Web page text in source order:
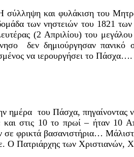
σύλληψη και φυλάκιση του
των νηστειών του 1821
(2 Απριλίου) του
δεν δημιούργησαν πανικό
να ιερουργήσει το Πάσχα….
ημέρα του Πάσχα, πηγαίνοντας
και στις 10 το πρωί – ήταν 10
σε φρικτά βασανιστήρια…
Ο Πατριάρχης των Χριστιανών,